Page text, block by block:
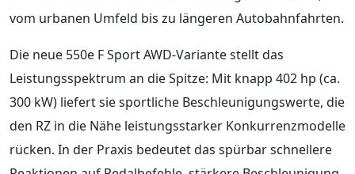
vom urbanen Umfeld bis zu längeren Autobahnfahrten.
Die neue 550e F Sport AWD-Variante stellt das
Leistungsspektrum an die Spitze: Mit knapp 402 hp (ca.
300 kW) liefert sie sportliche Beschleunigungswerte, die
den RZ in die Nähe leistungsstarker Konkurrenzmodelle
rücken. In der Praxis bedeutet das spürbar schnellere